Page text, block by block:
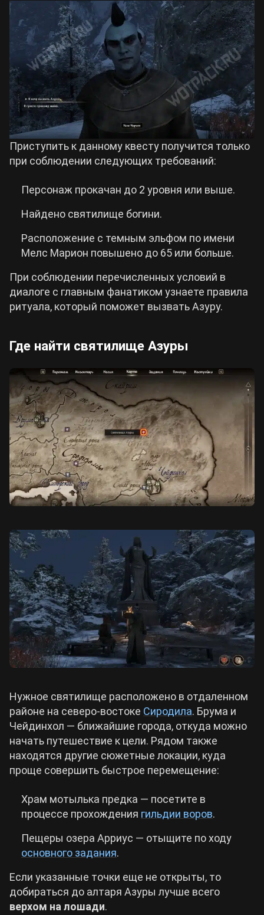
Приступить к данному квесту получится только
при соблюдении следующих требований:
Персонаж прокачан до 2 уровня или выше.
Найдено святилище богини.
Расположение с темным эльфом по имени
Мелс Марион повышено до 65 или больше.
При соблюдении перечисленных условий в
диалоге с главным фанатиком узнаете правила
ритуала, который поможет вызвать Азуру.
Где найти святилище Азуры
Нужное святилище расположено в отдаленном
районе на северо-востоке Сиродила. Брума и
Чейдинхол — ближайшие города, откуда можно
начать путешествие к цели. Рядом также
находятся другие сюжетные локации, куда
проще совершить быстрое перемещение:
Храм мотылька предка — посетите в
процессе прохождения гильдии воров.
Пещеры озера Арриус — отыщите по ходу
основного задания.
Если указанные точки еще не открыты, то
добираться до алтаря Азуры лучше всего
верхом на лошади.